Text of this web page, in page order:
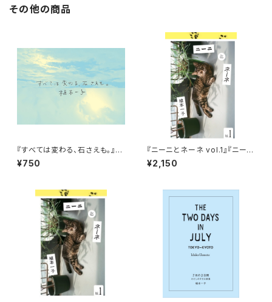
その他の商品
『すべては変わる、石さえも。』
（自主制作）
¥750
『ニーニとネーネ vol.1』『ニーニ
とネーネ vol.2』２冊セット
¥2,150